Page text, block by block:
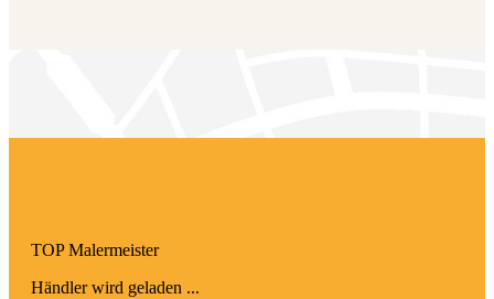
TOP Maler­meister
Händler wird geladen ...